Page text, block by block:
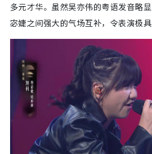
多元才华。虽然吴亦伟的粤语发音略
宓婕之间强大的气场互补，令表演极具